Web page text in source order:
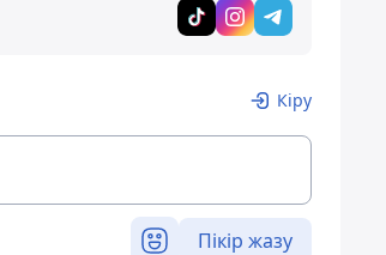
Кіру
Пікір жазу